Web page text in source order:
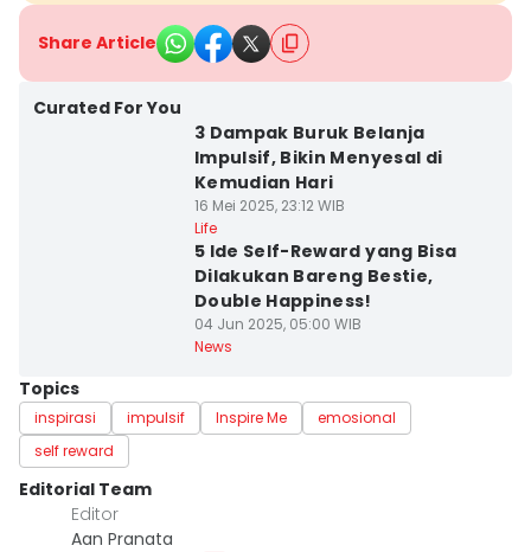
Share Article
Curated For You
3 Dampak Buruk Belanja
Impulsif, Bikin Menyesal di
Kemudian Hari
16 Mei 2025, 23:12 WIB
Life
5 Ide Self-Reward yang Bisa
Dilakukan Bareng Bestie,
Double Happiness!
04 Jun 2025, 05:00 WIB
News
Topics
inspirasi impulsif Inspire Me
emosional
self reward
Editorial Team
Editor
Aan Pranata